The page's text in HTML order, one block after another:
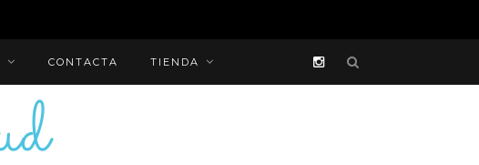
CONTACTA TIENDA